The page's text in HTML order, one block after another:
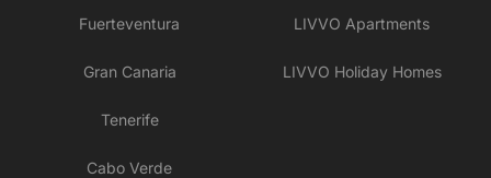
Fuerteventura
Gran Canaria
Tenerife
Cabo Verde
LIVVO Apartments
LIVVO Holiday Homes